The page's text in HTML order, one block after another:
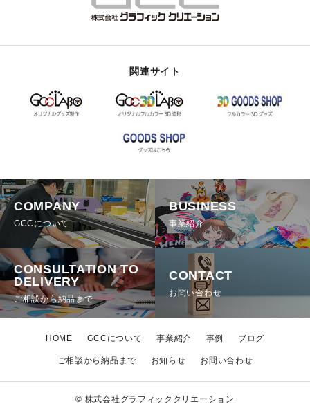
関連サイト
COMPANY
GCCについて
BUSINESS
事業紹介
CONSULTATION TO
DELIVERY
ご相談から納品まで
CONTACT
お問い合わせ
HOME GCCについて 事業紹介 事例 ブログ
ご相談から納品まで お知らせ お問い合わせ
© 株式会社グラフィッククリエーション